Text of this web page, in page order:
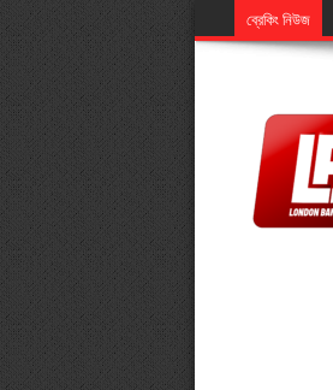
ব্রেকিং নিউজ